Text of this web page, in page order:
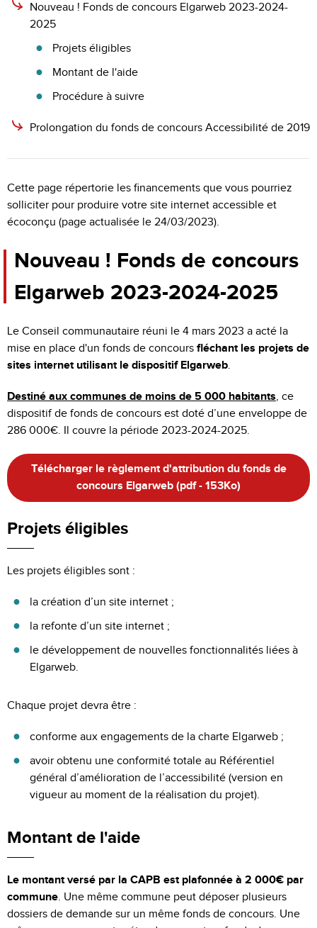
Nouveau ! Fonds de concours Elgarweb 2023-2024-
2025
Projets éligibles
Montant de l'aide
Procédure à suivre
Prolongation du fonds de concours Accessibilité de 2019
Cette page répertorie les financements que vous pourriez
solliciter pour produire votre site internet accessible et
écoconçu (page actualisée le 24/03/2023).
Nouveau ! Fonds de concours
Elgarweb 2023-2024-2025
Le Conseil communautaire réuni le 4 mars 2023 a acté la
mise en place d'un fonds de concours fléchant les projets de
sites internet utilisant le dispositif Elgarweb.
Destiné aux communes de moins de 5 000 habitants, ce
dispositif de fonds de concours est doté d’une enveloppe de
286 000€. Il couvre la période 2023-2024-2025.
Télécharger le règlement d'attribution du fonds de
concours Elgarweb (pdf - 153Ko)
Projets éligibles
Les projets éligibles sont :
la création d’un site internet ;
la refonte d’un site internet ;
le développement de nouvelles fonctionnalités liées à
Elgarweb.
Chaque projet devra être :
conforme aux engagements de la charte Elgarweb ;
avoir obtenu une conformité totale au Référentiel
général d’amélioration de l’accessibilité (version en
vigueur au moment de la réalisation du projet).
Montant de l'aide
Le montant versé par la CAPB est plafonnée à 2 000€ par
commune. Une même commune peut déposer plusieurs
dossiers de demande sur un même fonds de concours. Une